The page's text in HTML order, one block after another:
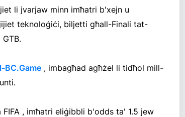
li jvarjaw minn imħatri b'xejn u
teknoloġiċi, biljetti għall-Finali tat-
BC.Game , imbagħad agħżel li tidħol mill-
, imħatri eliġibbli b'odds ta' 1.5 jew